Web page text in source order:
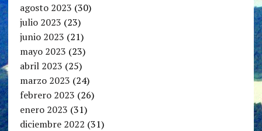
agosto 2023 (30)
julio 2023 (23)
junio 2023 (21)
mayo 2023 (23)
abril 2023 (25)
marzo 2023 (24)
febrero 2023 (26)
enero 2023 (31)
diciembre 2022 (31)